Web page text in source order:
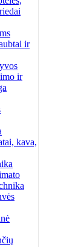
ir
ir
kava,